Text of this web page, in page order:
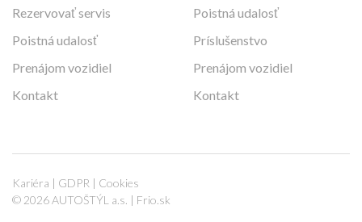
Rezervovať servis
Poistná udalosť
Prenájom vozidiel
Kontakt
Poistná udalosť
Príslušenstvo
Prenájom vozidiel
Kontakt
© 2026 AUTOŠTÝL a.s. | Frio.sk
Kariéra GDPR Cookies